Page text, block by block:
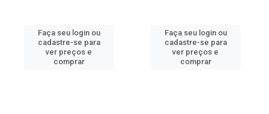
Faça seu login ou
cadastre-se para
ver preços e
comprar
Faça seu login ou
cadastre-se para
ver preços e
comprar